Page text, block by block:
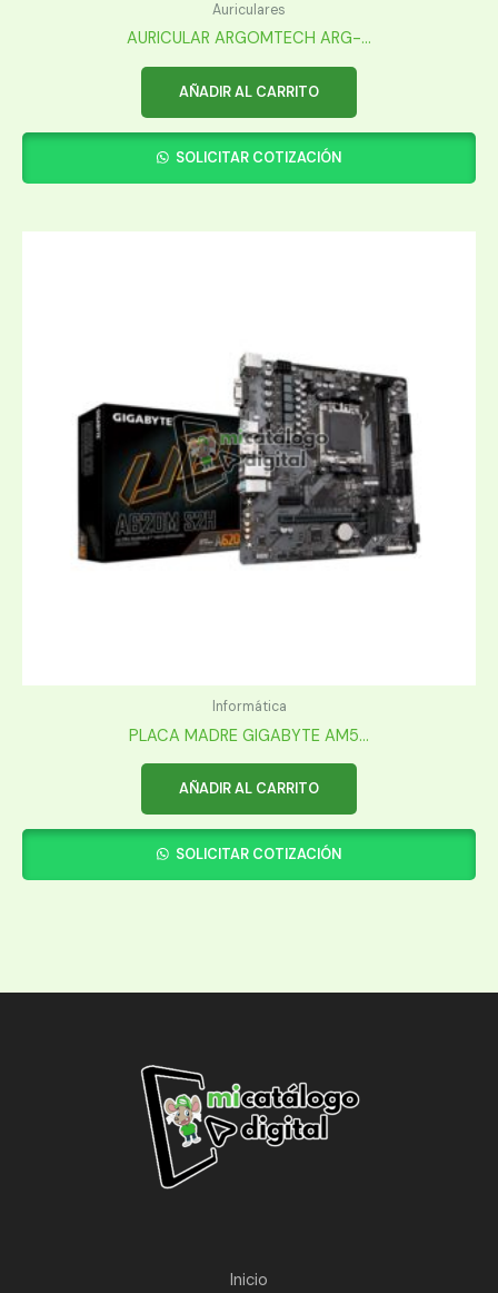
Auriculares
AURICULAR ARGOMTECH ARG-...
AÑADIR AL CARRITO
SOLICITAR COTIZACIÓN
Informática
PLACA MADRE GIGABYTE AM5...
AÑADIR AL CARRITO
SOLICITAR COTIZACIÓN
Inicio